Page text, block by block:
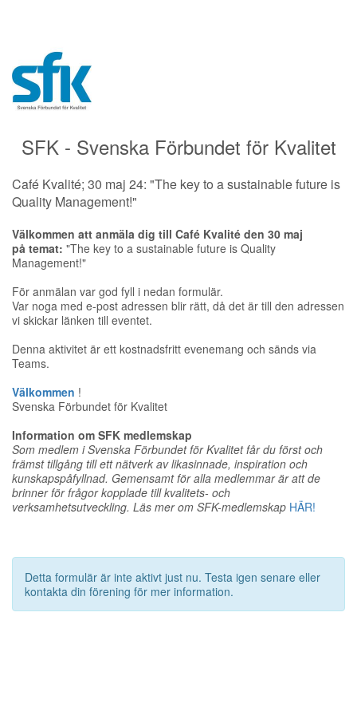
SFK - Svenska Förbundet för Kvalitet
Café Kvalité; 30 maj 24: "The key to a sustainable future is
Quality Management!"
Välkommen att anmäla dig till Café Kvalité den 30 maj
på temat: "The key to a sustainable future is Quality
Management!"
För anmälan var god fyll i nedan formulär.
Var noga med e-post adressen blir rätt, då det är till den adressen
vi skickar länken till eventet.
Denna aktivitet är ett kostnadsfritt evenemang och sänds via
Teams.
Välkommen !
Svenska Förbundet för Kvalitet
Information om SFK medlemskap
Som medlem i Svenska Förbundet för Kvalitet får du först och
främst tillgång till ett nätverk av likasinnade, inspiration och
kunskapspåfyllnad. Gemensamt för alla medlemmar är att de
brinner för frågor kopplade till kvalitets- och
verksamhetsutveckling. Läs mer om SFK-medlemskap HÄR!
Detta formulär är inte aktivt just nu. Testa igen senare eller
kontakta din förening för mer information.